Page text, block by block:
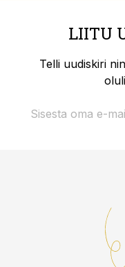
LIITU
Telli uudiskiri